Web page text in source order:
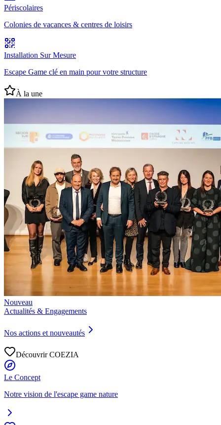
Périscolaires
Colonies de vacances & centres de loisirs
Installation Sur Mesure
Escape Game clé en main pour votre structure
À la une
Nouveau
Actualités & Engagements
Nos actions et nouveautés
Découvrir COEZIA
Le Concept
Notre vision de l'escape game nature